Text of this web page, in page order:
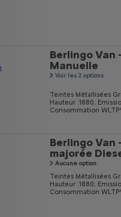
Berlingo Van
Manuelle
Voir les 2 options
Teintes Métallisées
Hauteur :1880;
Consommation
Berlingo Van
majorée
Aucune option
Teintes Métallisées
Hauteur :1880;
Consommation